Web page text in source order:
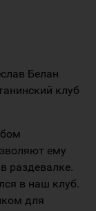
Белан
клуб
ему
раздевалке.
в наш клуб.
для